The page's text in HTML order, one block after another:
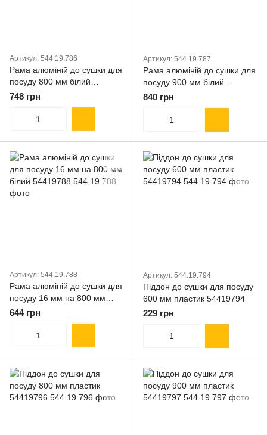
Артикул: 544.19.786
Рама алюміній до сушки для
посуду 800 мм білий
54419786
748 грн
Артикул: 544.19.787
Рама алюміній до сушки для
посуду 900 мм білий
54419787
840 грн
Артикул: 544.19.788
Рама алюміній до сушки для
посуду 16 мм на 800 мм
білий 54419788
644 грн
Артикул: 544.19.794
Піддон до сушки для посуду
600 мм пластик 54419794
229 грн